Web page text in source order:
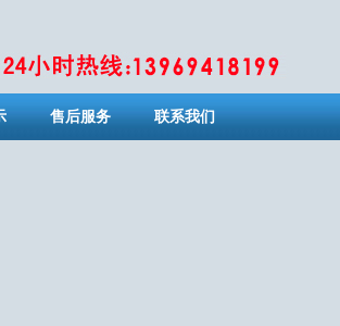
售后服务 联系我们